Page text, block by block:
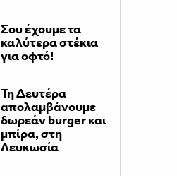
Σου έχουμε τα
καλύτερα στέκια
για οφτό!
Τη Δευτέρα
απολαμβάνουμε
δωρεάν burger και
μπίρα, στη
Λευκωσία